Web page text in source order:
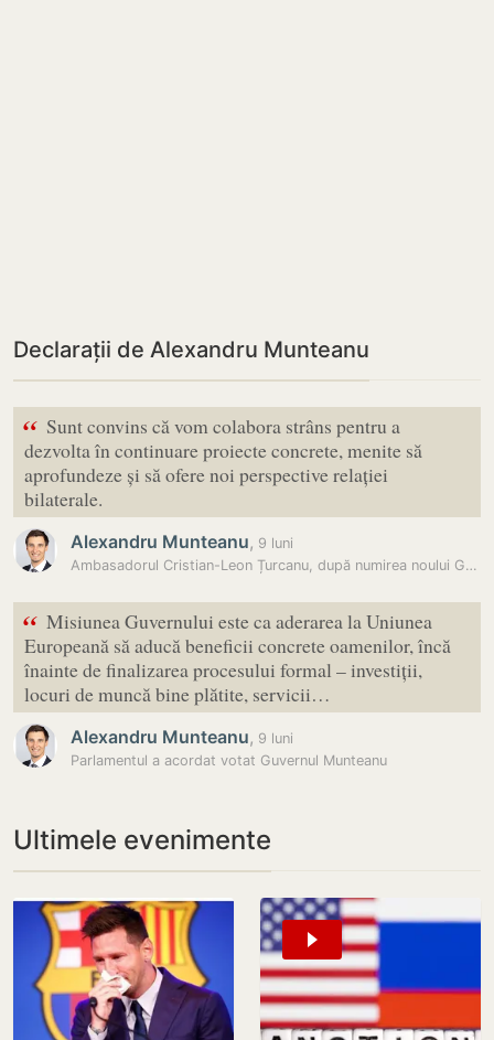
Declarații de Alexandru Munteanu
“ Sunt convins că vom colabora strâns pentru a
dezvolta în continuare proiecte concrete, menite să
aprofundeze și să ofere noi perspective relației
bilaterale.
Alexandru Munteanu, 9 luni
Ambasadorul Cristian-Leon Țurcanu, după numirea noului Guvern:…
“ Misiunea Guvernului este ca aderarea la Uniunea
Europeană să aducă beneficii concrete oamenilor, încă
înainte de finalizarea procesului formal – investiții,
locuri de muncă bine plătite, servicii…
Alexandru Munteanu, 9 luni
Parlamentul a acordat votat Guvernul Munteanu
Ultimele evenimente